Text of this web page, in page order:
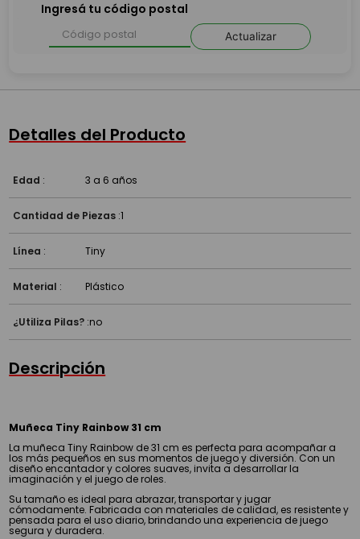
Ingresá tu código postal
Actualizar
Detalles del Producto
Edad : 3 a 6 años
Cantidad de Piezas :1
Línea : Tiny
Material : Plástico
¿Utiliza Pilas? :no
Descripción
Muñeca Tiny Rainbow 31 cm
La muñeca Tiny Rainbow de 31 cm es perfecta para acompañar a
los más pequeños en sus momentos de juego y diversión. Con un
diseño encantador y colores suaves, invita a desarrollar la
imaginación y el juego de roles.
Su tamaño es ideal para abrazar, transportar y jugar
cómodamente. Fabricada con materiales de calidad, es resistente y
pensada para el uso diario, brindando una experiencia de juego
segura y duradera.